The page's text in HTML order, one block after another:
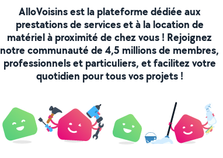
AlloVoisins est la plateforme dédiée aux
prestations de services et à la location de
matériel à proximité de chez vous ! Rejoignez
notre communauté de 4,5 millions de membres,
professionnels et particuliers, et facilitez votre
quotidien pour tous vos projets !